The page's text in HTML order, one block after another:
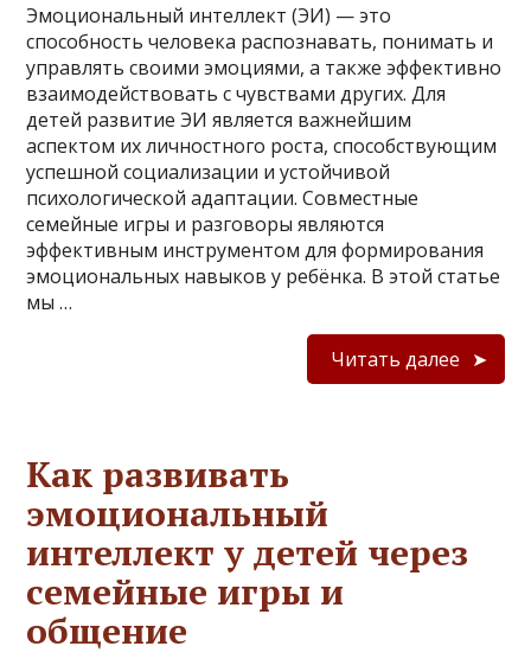
Эмоциональный интеллект (ЭИ) — это
способность человека распознавать, понимать и
управлять своими эмоциями, а также эффективно
взаимодействовать с чувствами других. Для
детей развитие ЭИ является важнейшим
аспектом их личностного роста, способствующим
успешной социализации и устойчивой
психологической адаптации. Совместные
семейные игры и разговоры являются
эффективным инструментом для формирования
эмоциональных навыков у ребёнка. В этой статье
мы …
Читать далее
Как развивать
эмоциональный
интеллект у детей через
семейные игры и
общение